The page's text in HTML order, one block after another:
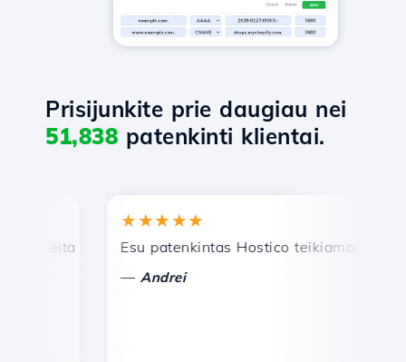
Prisijunkite prie daugiau nei
51,838 patenkinti klientai.
ir efektyvi techninė pagalba.
★★★★★
Esu patenkintas Hostico teikiamomis
Andrei